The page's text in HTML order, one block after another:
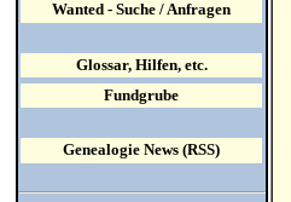
Wanted - Suche / Anfragen
Glossar, Hilfen, etc.
Fundgrube
Genealogie News (RSS)